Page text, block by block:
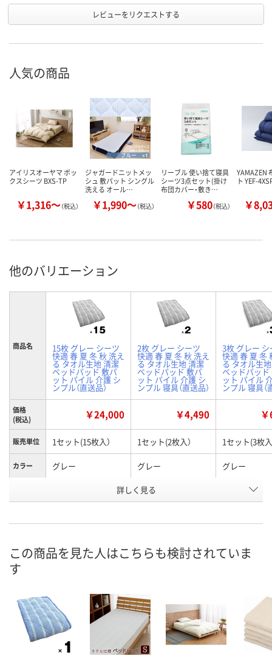
レビューをリクエストする
人気の商品
アイリスオーヤマ ボッ
クスシーツ BXS-TP
￥1,316～（税込）
ジャガードニットメッ
シュ 敷パット シングル
洗える オール…
￥1,990～（税込）
リーブル 使い捨て寝具
シーツ3点セット(掛け
布団カバー・敷き…
￥580（税込）
YAMAZEN
ト YEF-
￥
他のバリエーション
商品名 15枚 グレー シーツ
快適 春 夏 冬 秋 洗え
る タオル生地 清潔
ベッドパッド 敷パ
ット パイル 介護 シ
ンプル（直送品）
2枚 グレー シーツ
快適 春 夏 冬 秋 洗え
る タオル生地 清潔
ベッドパッド 敷パ
ット パイル 介護 シ
ンプル 寝具（直送品）
3枚 グレー
快適 春 夏 冬
る タオル生
ベッドパッド
ット パイル
ンプル 寝具（
価格
(税込)
￥24,000 ￥4,490
販売単位 1セット(15枚入） 1セット(2枚入） 1セット(3枚入
カラー グレー グレー グレー
WPH7612 WPH7613
カゴへ カゴへ カ
詳しく見る
この商品を見た人はこちらも検討されていま
す